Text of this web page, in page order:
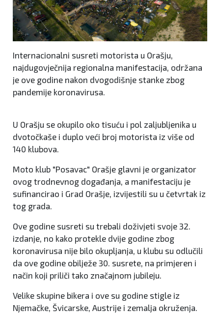
Internacionalni susreti motorista u Orašju,
najdugovječnija regionalna manifestacija, održana
je ove godine nakon dvogodišnje stanke zbog
pandemije koronavirusa.
U Orašju se okupilo oko tisuću i pol zaljubljenika u
dvotočkaše i duplo veći broj motorista iz više od
140 klubova.
Moto klub "Posavac" Orašje glavni je organizator
ovog trodnevnog događanja, a manifestaciju je
sufinancirao i Grad Orašje, izvijestili su u četvrtak iz
tog grada.
Ove godine susreti su trebali doživjeti svoje 32.
izdanje, no kako protekle dvije godine zbog
koronavirusa nije bilo okupljanja, u klubu su odlučili
da ove godine obilježe 30. susrete, na primjeren i
način koji priliči tako značajnom jubileju.
Velike skupine bikera i ove su godine stigle iz
Njemačke, Švicarske, Austrije i zemalja okruženja.